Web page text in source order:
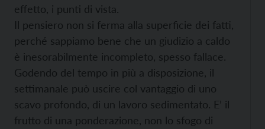
effetto, i punti di vista.
Il pensiero non si ferma alla superficie dei fatti,
perché sappiamo bene che un giudizio a caldo
è inesorabilmente incompleto, spesso fallace.
Godendo del tempo in più a disposizione, il
settimanale può uscire col vantaggio di uno
scavo profondo, di un lavoro sedimentato. E’ il
frutto di una ponderazione, non lo sfogo di